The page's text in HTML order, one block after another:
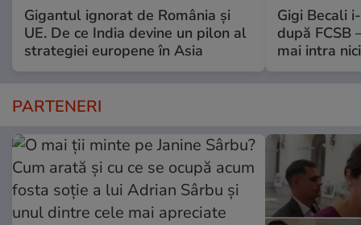
Gigantul ignorat de România și
UE. De ce India devine un pilon al
strategiei europene în Asia
Gigi Becali
după FCSB
mai intra
PARTENERI